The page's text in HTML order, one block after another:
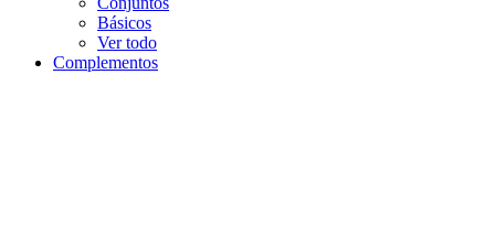
Básicos
Ver todo
Complementos